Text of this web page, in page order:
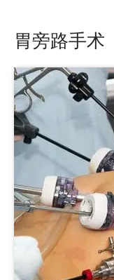
胃旁路手术